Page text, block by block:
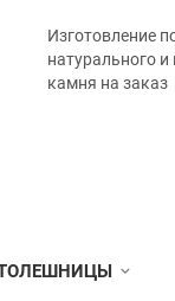
Изготовление
натурального и
камня на заказ